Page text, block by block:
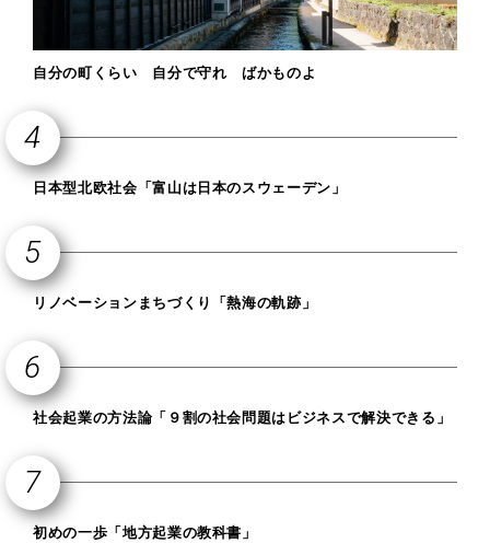
自分の町くらい 自分で守れ ばかものよ
日本型北欧社会「富山は日本のスウェーデン」
リノベーションまちづくり「熱海の軌跡」
社会起業の方法論「９割の社会問題はビジネスで解決できる」
初めの一歩「地方起業の教科書」